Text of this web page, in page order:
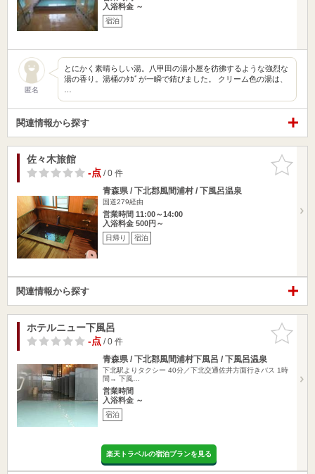
入浴料金 ～
宿泊
匿名
とにかく素晴らしい湯。八甲田の湯小屋を彷彿するような強烈な
湯の香り。湯桶のﾀｶﾞが一瞬で錆びました。 クリーム色の湯は、
関連情報から探す
お気に入
りに追加
佐々木旅館
-点/ 0 件
青森県 / 下北郡風間浦村 / 下風呂温泉
国道279経由
営業時間 11:00～14:00
入浴料金 500円～
日帰り 宿泊
関連情報から探す
お気に入
りに追加
ホテルニュー下風呂
-点/ 0 件
青森県 / 下北郡風間浦村下風呂 / 下風呂温泉
下北駅よりタクシー 40分／下北交通佐井方面行きバス 1時
間→ 下風…
営業時間
入浴料金 ～
宿泊
楽天トラベルの宿泊プランを見る